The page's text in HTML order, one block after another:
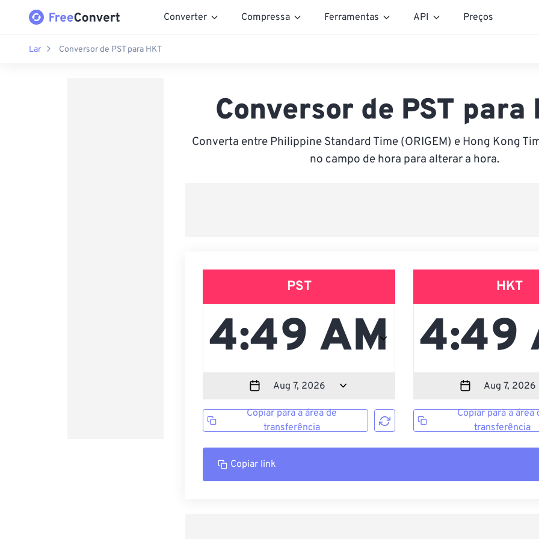
Converter Compressa Ferramentas API Preços
Lar Conversor de PST para HKT
Conversor de PST para
Converta entre Philippine Standard Time (ORIGEM) e Hong Kong
no campo de hora para alterar a hora.
PST
Copiar para a área de
transferência
HKT
Copiar para a área
transferência
Copiar link